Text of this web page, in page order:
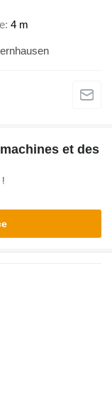
4 m
et des
!